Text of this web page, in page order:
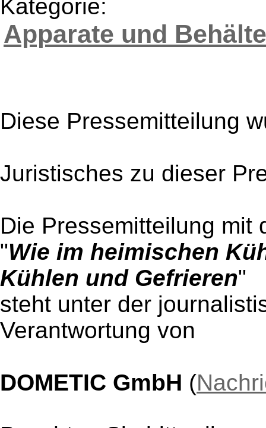
Kategorie:
Apparate und
Diese Pressemitteilung
Juristisches zu dieser
Die Pressemitteilung mit
"Wie im heimischen
Kühlen und Gefrieren"
steht unter der
Verantwortung von
DOMETIC GmbH (